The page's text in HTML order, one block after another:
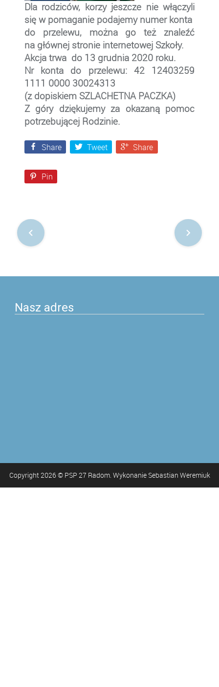
Dla rodziców, korzy jeszcze nie włączyli
się w pomaganie podajemy numer konta
do przelewu, można go też znaleźć
na głównej stronie internetowej Szkoły.
Akcja trwa do 13 grudnia 2020 roku.
Nr konta do przelewu: 42 12403259
1111 0000 30024313
(z dopiskiem SZLACHETNA PACZKA)
Z góry dziękujemy za okazaną pomoc
potrzebującej Rodzinie.
Share Tweet Share
Pin
Nawigacja
postach
Nasz adres
Copyright 2026© PSP 27 Radom. Wykonanie Sebastian Weremiuk